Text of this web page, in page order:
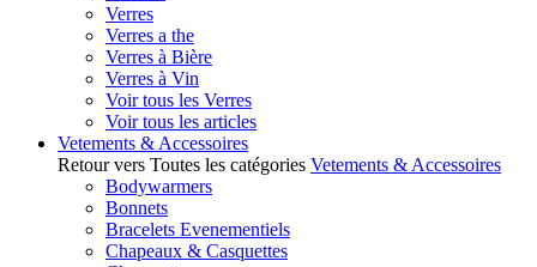
Verres
Verres a the
Verres à Bière
Verres à Vin
Voir tous les Verres
Voir tous les articles
Vetements & Accessoires
Retour vers Toutes les catégories Vetements & Accessoires
Bodywarmers
Bonnets
Bracelets Evenementiels
Chapeaux & Casquettes